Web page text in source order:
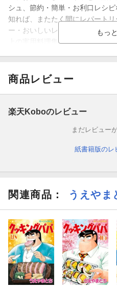
シュ、節約・簡単・お利口レシ
知れば、またたく間にレパート
ー・おいしいレシピ満載！ ひら
上の実用料理集！！
商品レビュー
楽天Koboのレビュー
まだレビュー
紙書籍版のレ
関連商品 ： うえやま